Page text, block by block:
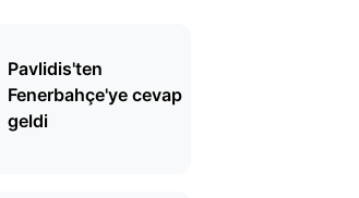
Pavlidis'ten
Fenerbahçe'ye cevap
geldi